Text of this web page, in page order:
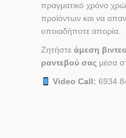
πραγματικό χρόνο
προϊόντων και να
οποιαδήποτε απορία.
Ζητήστε άμεση
ραντεβού σας μέσα
Video Call: 6934